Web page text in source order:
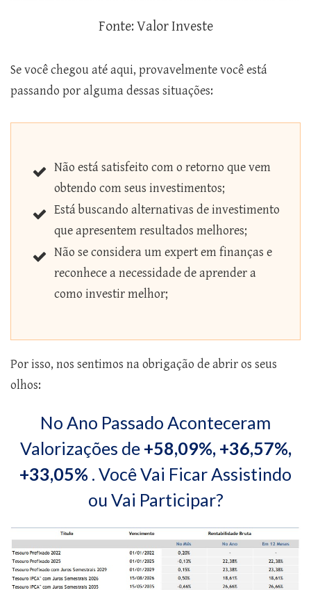
Fonte: Valor Investe
Se você chegou até aqui, provavelmente você está
passando por alguma dessas situações:
Não está satisfeito com o retorno que vem
obtendo com seus investimentos;
Está buscando alternativas de investimento
que apresentem resultados melhores;
Não se considera um expert em finanças e
reconhece a necessidade de aprender a
como investir melhor;
Por isso, nos sentimos na obrigação de abrir os seus
olhos:
No Ano Passado Aconteceram
Valorizações de +58,09%, +36,57%,
+33,05% . Você Vai Ficar Assistindo
ou Vai Participar?